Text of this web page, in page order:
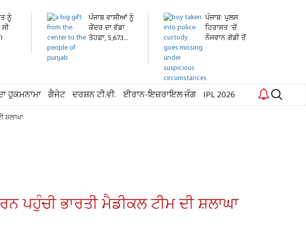
ਨੂੰ
ਪੰਜਾਬ ਵਾਸੀਆਂ ਨੂੰ
ਕੇਂਦਰ ਦਾ ਵੱਡਾ
ਤੋਹਫ਼ਾ, 5,673...
ਪੰਜਾਬ: ਪੁਲਸ
ਹਿਰਾਸਤ 'ਚੋਂ
ਨੌਜਵਾਨ ਗੱਡੀ ਤੋਂ
ਹੁਕਮਨਾਮਾ ਗੈਜੇਟ ਦਰਸ਼ਨ ਟੀ.ਵੀ. ਈਰਾਨ-ਇਜ਼ਰਾਇਲ ਜੰਗ IPL 2026
ਸ਼ਲਾਘਾ
ਪਹੁੰਚੀ ਭਾਰਤੀ ਮੈਡੀਕਲ ਟੀਮ ਦੀ ਸ਼ਲਾਘਾ